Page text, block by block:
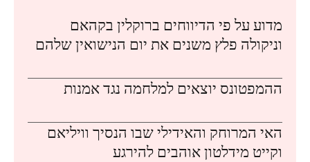
מדוע על פי הדיווחים ברוקלין בקהאם
וניקולה פלץ משנים את יום הנישואין שלהם
ההמפטונס יוצאים למלחמה נגד אמנות
האי המרוחק והאידילי שבו הנסיך וויליאם
וקייט מידלטון אוהבים להירגע